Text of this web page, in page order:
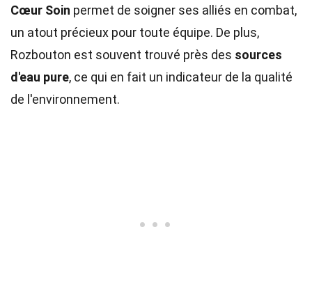
Cœur Soin permet de soigner ses alliés en combat,
un atout précieux pour toute équipe. De plus,
Rozbouton est souvent trouvé près des sources
d'eau pure, ce qui en fait un indicateur de la qualité
de l'environnement.